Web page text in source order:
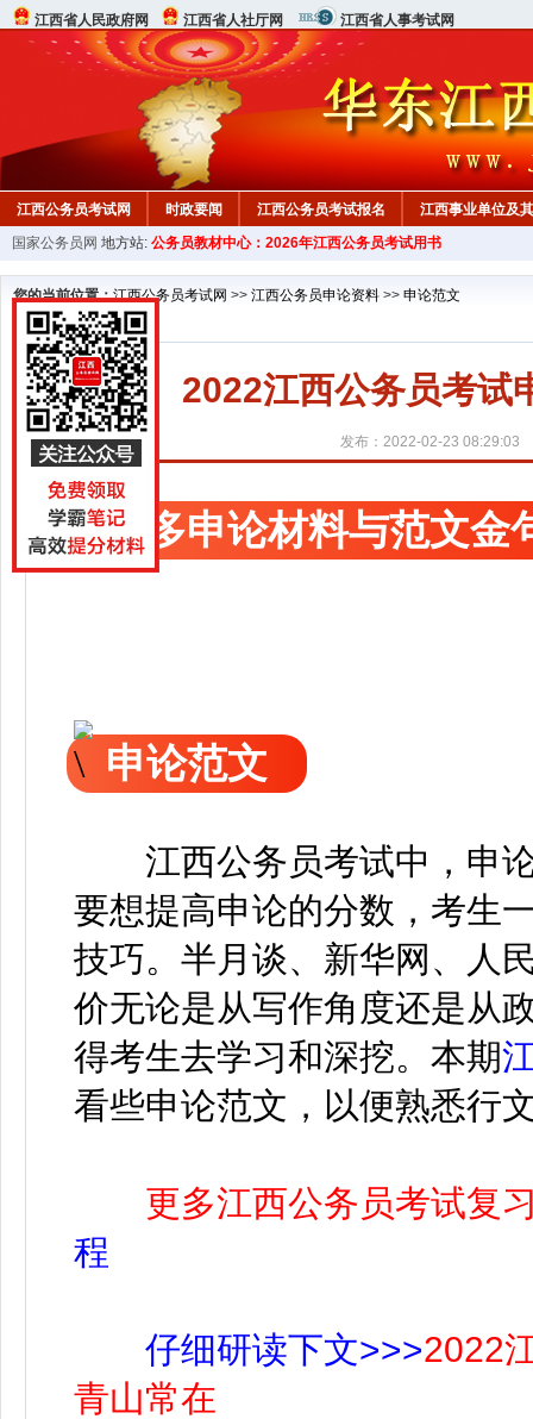
江西省人民政府网 江西省人社厅网 江西省人事考试网
江西公务员考试网 时政要闻 江西公务员考试报名 江西事业单位及
行测真题 在线咨询 教材中心
国家公务员网 地方站: 公务员教材中心：2026年江西公务员考试用书
您的当前位置：江西公务员考试网 >> 江西公务员申论资料 >> 申论范文
2022江西公务员考试
发布：2022-02-23 08:29:03
更多申论材料与范文金
申论范文
江西公务员考试中，申论
要想提高申论的分数，考生
技巧。半月谈、新华网、人
价无论是从写作角度还是从
得考生去学习和深挖。本期
看些申论范文，以便熟悉行
更多江西公务员考试复
程
仔细研读下文>>>2022
青山常在